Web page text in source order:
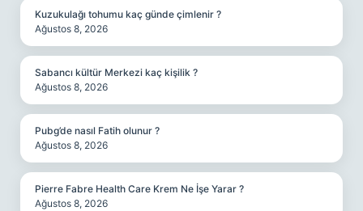
Kuzukulağı tohumu kaç günde çimlenir ?
Ağustos 8, 2026
Sabancı kültür Merkezi kaç kişilik ?
Ağustos 8, 2026
Pubg’de nasıl Fatih olunur ?
Ağustos 8, 2026
Pierre Fabre Health Care Krem Ne İşe Yarar ?
Ağustos 8, 2026